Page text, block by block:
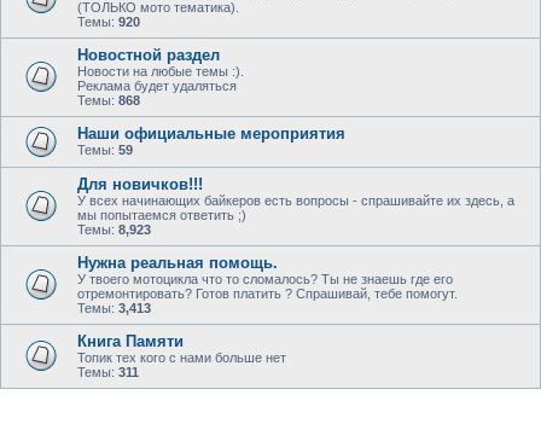
(ТОЛЬКО мото тематика).
Темы: 920
Новостной раздел
Новости на любые темы :).
Реклама будет удаляться
Темы: 868
Наши официальные мероприятия
Темы: 59
Для новичков!!!
У всех начинающих байкеров есть вопросы - спрашивайте их здесь, а
мы попытаемся ответить ;)
Темы: 8,923
Нужна реальная помощь.
У твоего мотоцикла что то сломалось? Ты не знаешь где его
отремонтировать? Готов платить ? Спрашивай, тебе помогут.
Темы: 3,413
Книга Памяти
Топик тех кого с нами больше нет
Темы: 311